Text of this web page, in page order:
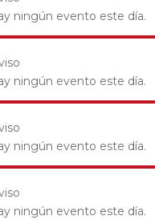
ningún evento este día.
ningún evento este día.
ningún evento este día.
ningún evento este día.